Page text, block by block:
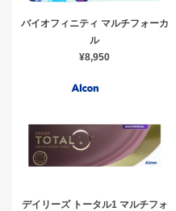
バイオフィニティ マルチフォーカ
ル
¥8,950
デイリーズ トータル1 マルチフォ